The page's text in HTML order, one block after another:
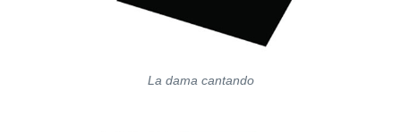
La dama cantando